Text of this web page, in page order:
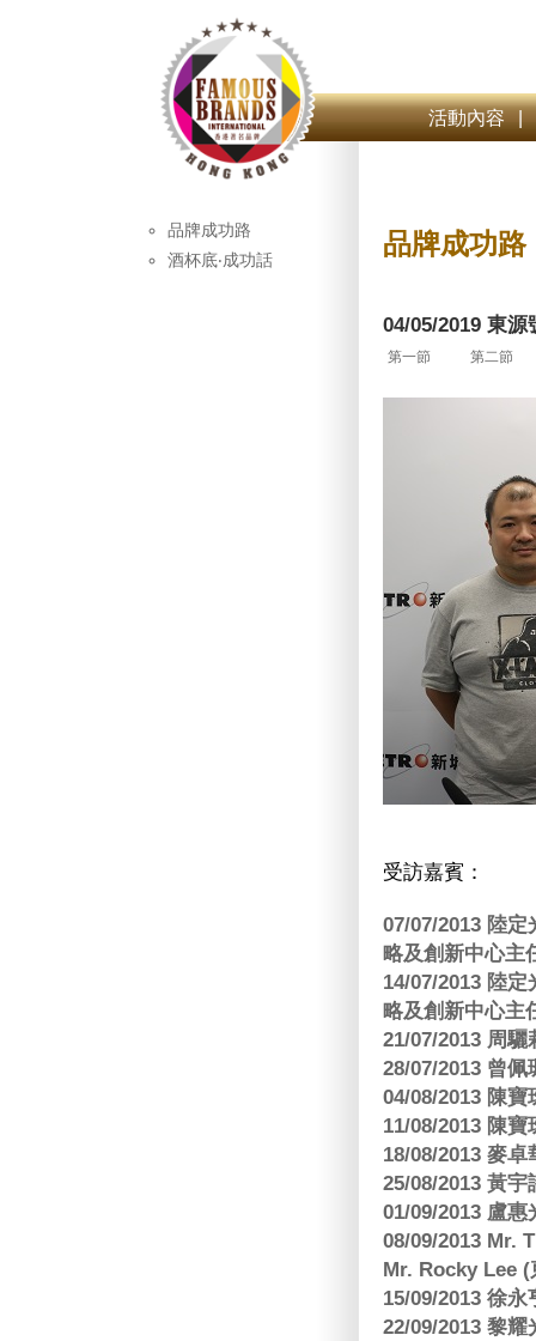
活動內容 |
品牌成功路
酒杯底‧成功話
品牌成功路
04/05/2019 東
第一節 第二節
受訪嘉賓：
07/07/2013 陸
略及創新中心主
14/07/2013 陸
略及創新中心主
21/07/2013 周
28/07/2013 曾
04/08/2013 陳
11/08/2013 陳
18/08/2013 麥
25/08/2013 黃
01/09/2013 盧
08/09/2013 Mr.
Mr. Rocky Lee
15/09/2013 徐
22/09/2013 黎